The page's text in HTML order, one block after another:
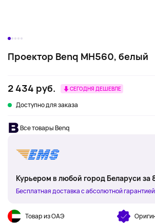
Проектор Benq MH560, белый
2 434 руб. СЕГОДНЯ ДЕШЕВЛЕ
Доступно для заказа
Все товары Benq
Курьером в любой город Беларуси за
Бесплатная доставка с абсолютной гарантией
Товар из ОАЭ